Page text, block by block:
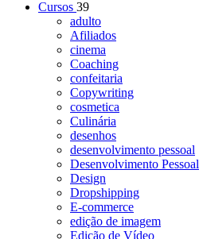
Cursos 39
adulto
Afiliados
cinema
Coaching
confeitaria
Copywriting
cosmetica
Culinária
desenhos
desenvolvimento pessoal
Desenvolvimento Pessoal
Design
Dropshipping
E-commerce
edição de imagem
Edição de Vídeo